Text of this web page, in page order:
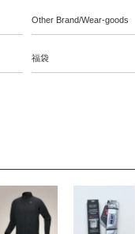
Other Brand/Wear-goods
福袋